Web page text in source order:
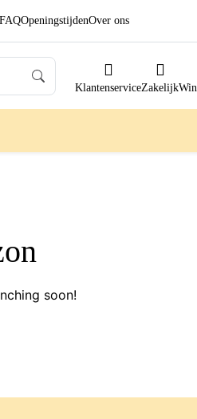
FAQOpeningstijdenOver ons
KlantenserviceZakelijk
soon!